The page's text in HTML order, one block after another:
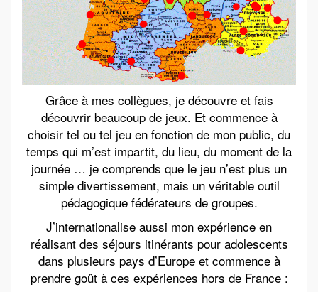
Grâce à mes collègues, je découvre et fais
découvrir beaucoup de jeux. Et commence à
choisir tel ou tel jeu en fonction de mon public, du
temps qui m’est impartit, du lieu, du moment de la
journée … je comprends que le jeu n’est plus un
simple divertissement, mais un véritable outil
pédagogique fédérateurs de groupes.
J’internationalise aussi mon expérience en
réalisant des séjours itinérants pour adolescents
dans plusieurs pays d’Europe et commence à
prendre goût à ces expériences hors de France :